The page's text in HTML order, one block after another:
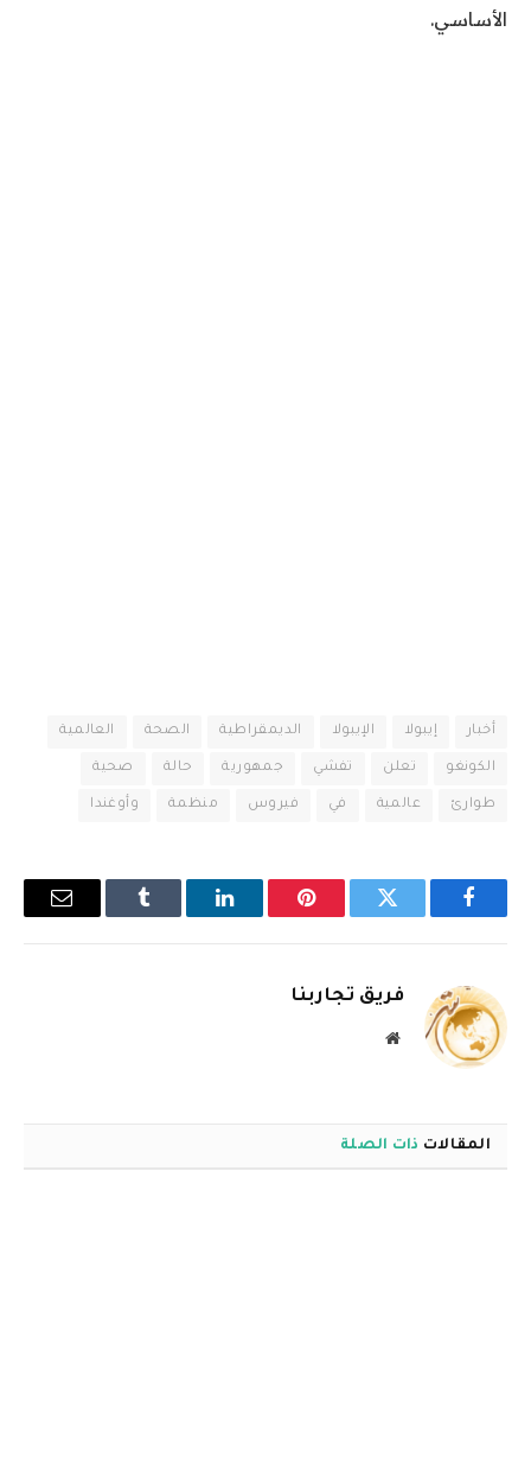
الأساسي.
أخبار إيبولا الإيبولا الديمقراطية الصحة العالمية
الكونغو تعلن تفشي جمهورية حالة صحية
طوارئ عالمية في فيروس منظمة وأوغندا
فيسبوك تويتر بينتيريستلينكدإن Tumblr
البريد
فريق تجاربنا
موقع
المقالات ذات الصلة